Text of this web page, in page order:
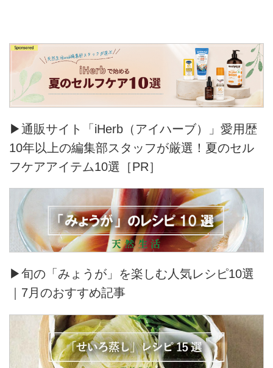
▶通販サイト「iHerb（アイハーブ）」愛用歴
10年以上の編集部スタッフが厳選！夏のセル
フケアアイテム10選［PR］
▶旬の「みょうが」を楽しむ人気レシピ10選
｜7月のおすすめ記事